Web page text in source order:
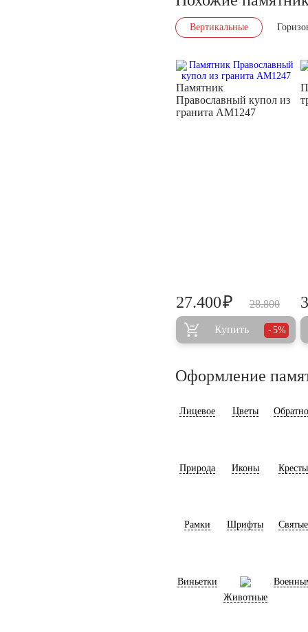
Вертикальные
Памятник
Православный купол из
гранита AM1247
28.800
27.400₽
Купить 5%
Оформление
Лицевое Цветы
Природа Иконы Кресты
Рамки Шрифты Святые
Виньетки
Животные